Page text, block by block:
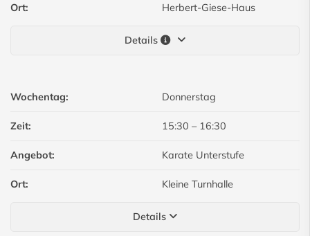
Ort: Herbert-Giese-Haus
Details
Wochentag: Donnerstag
Zeit: 15:30 – 16:30
Angebot: Karate Unterstufe
Ort: Kleine Turnhalle
Details